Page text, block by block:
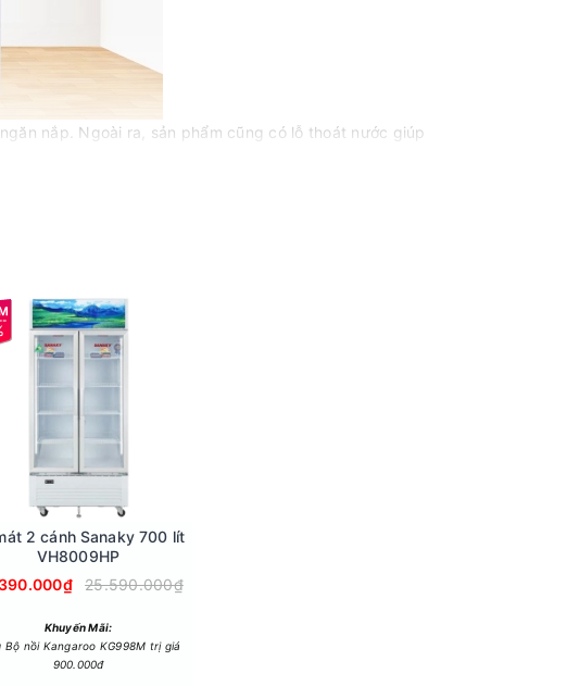
nắp. Ngoài ra, sản phẩm cũng có lỗ thoát nước giúp
có thể lưu trữ một lượng lớn thực phẩm đông lạnh
sữa và đồ uống trong ngăn mát.
trên lòng côi tủ, giúp tận dụng hết không gian lưu trữ
một cách tiện lợi và linh hoạt.
2 cánh Sanaky 700 lít
VH8009HP
25.590.000₫
Khuyến Mãi:
Bộ nồi Kangaroo KG998M trị giá
900.000đ